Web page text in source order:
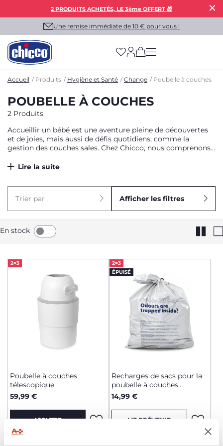
2 PRODUITS ACHETÉS, LE 3ème OFFERT 🎁
Une remise immédiate de 10 € pour vous !
(has more options
Accueil Produits Hygiène et Santé Change Poubelle à couches
POUBELLE À COUCHES
2 Produits
Accueillir un bébé est une aventure pleine de découvertes
et de joies, mais aussi de défis quotidiens, comme la
gestion des couches sales. Chez Chicco, nous comprenons
innovantes et fiables pour simplifier votre quotidien.
Lire la suite
Trier par Afficher les filtres
En stock
2=3
Poubelle à couches
télescopique
59,99 €
AJOUTER
2=3
ÉPUISÉ
Recharges de sacs pour la
poubelle à couches
télescopique
14,99 €
ME PRÉVENIR